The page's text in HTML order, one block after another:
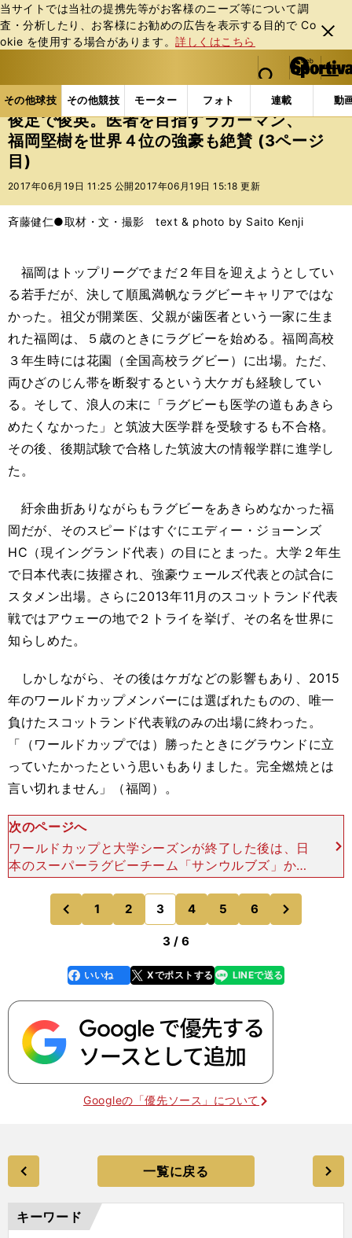
当サイトでは当社の提携先等がお客様のニーズ等について調
査・分析したり、お客様にお勧めの広告を表⽰する⽬的で Co
okie を使⽤する場合があります。詳しくはこちら
閉じ
る
web Sportiva (webスポルティーバ)
検索
マイペ
ー
ジ
メニュ
その他球技 その他競技 モーター フォト 連載 動
ス
ポ
ル
テ
ー
バ
その他球技の記事一覧 ラグビー 俊足で俊英。医者
俊足で俊英。医者を目指すラガーマン、
福岡堅樹を世界４位の強豪も絶賛 (3ページ
目)
2017年06月19日 11:25 公開 2017年06月19日 15:18 更新
斉藤健仁●取材・文・撮影 text & photo by Saito Kenji
福岡はトップリーグでまだ２年目を迎えようとしてい
る若手だが、決して順風満帆なラグビーキャリアではな
かった。祖父が開業医、父親が歯医者という一家に生ま
れた福岡は、５歳のときにラグビーを始める。福岡高校
３年生時には花園（全国高校ラグビー）に出場。ただ、
両ひざのじん帯を断裂するという大ケガも経験してい
る。そして、浪人の末に「ラグビーも医学の道もあきら
めたくなかった」と筑波大医学群を受験するも不合格。
その後、後期試験で合格した筑波大の情報学群に進学し
た。
紆余曲折ありながらもラグビーをあきらめなかった福
岡だが、そのスピードはすぐにエディー・ジョーンズ
HC（現イングランド代表）の目にとまった。大学２年生
で日本代表に抜擢され、強豪ウェールズ代表との試合に
スタメン出場。さらに2013年11月のスコットランド代表
戦ではアウェーの地で２トライを挙げ、その名を世界に
知らしめた。
しかしながら、その後はケガなどの影響もあり、2015
年のワールドカップメンバーには選ばれたものの、唯一
負けたスコットランド代表戦のみの出場に終わった。
「（ワールドカップでは）勝ったときにグラウンドに立
っていたかったという思いもありました。完全燃焼とは
言い切れません」（福岡）。
次のページへ
ワールドカップと大学シーズンが終了した後は、日
本のスーパーラグビーチーム「サンウルブズ」から
の誘いを断り、｢オリンピックはどのアスリートに
とっても最高の挑戦の舞台｣と７人制ラグビーに専
念した。2016
前
のページへ
1 2 3 4 5 6
のページへ
3 / 6
faceboo
k
いいね Xでポストする
line LINEで送る
Googleの「優先ソース」について
一覧に戻る
キーワード